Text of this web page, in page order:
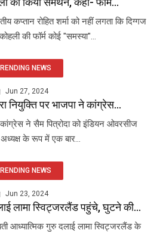
कप्तान रोहित शर्मा को नहीं लगता कि दिग्गज
की फॉर्म कोई "समस्या"...
NEWS
Jun 27, 2024
नियुक्ति पर भाजपा ने कांग्रेस...
ने सैम पित्रोदा को इंडियन ओवरसीज
के रूप में एक बार...
NEWS
Jun 23, 2024
लामा स्विट्जरलैंड पहुंचे, घुटने की...
आध्यात्मिक गुरु दलाई लामा स्विट्जरलैंड के